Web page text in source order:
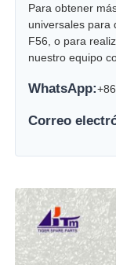
Para obtener
universales para
F56, o para
nuestro equipo
WhatsApp:
Correo